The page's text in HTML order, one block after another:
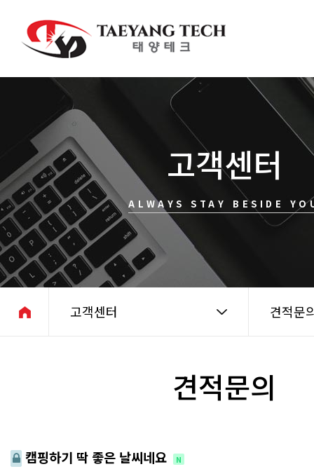
고객센터
ALWAYS STAY BESIDE
고객센터 견적문
견적문의
캠핑하기 딱 좋은 날씨네요 N